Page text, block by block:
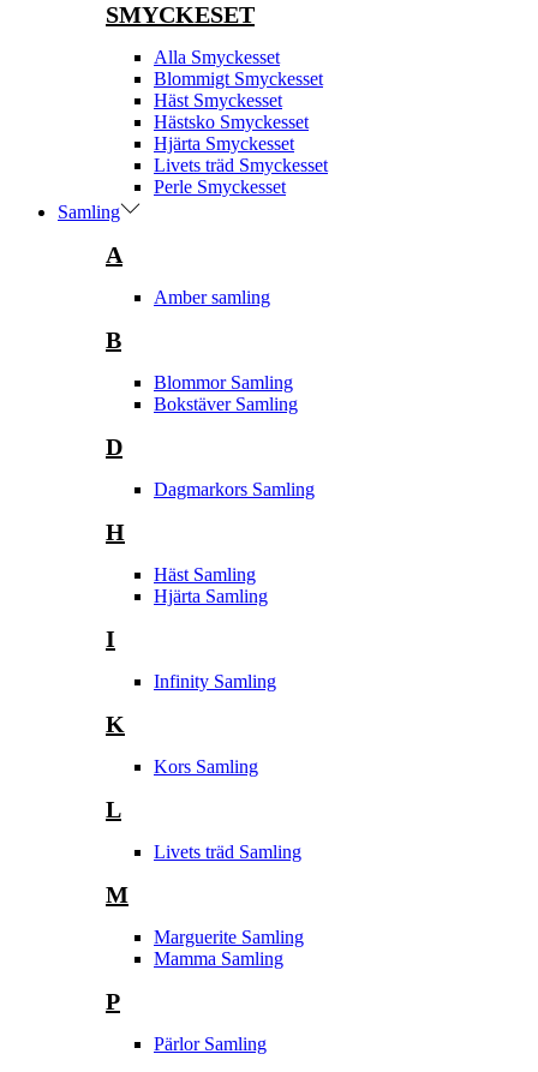
SMYCKESET
Alla Smyckesset
Blommigt Smyckesset
Häst Smyckesset
Hästsko Smyckesset
Hjärta Smyckesset
Livets träd Smyckesset
Perle Smyckesset
Samling
A
Amber samling
B
Blommor Samling
Bokstäver Samling
D
Dagmarkors Samling
H
Häst Samling
Hjärta Samling
I
Infinity Samling
K
Kors Samling
L
Livets träd Samling
M
Marguerite Samling
Mamma Samling
P
Pärlor Samling